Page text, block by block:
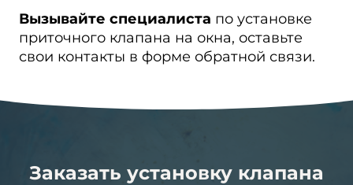
Вызывайте специалиста по установке
приточного клапана на окна, оставьте
свои контакты в форме обратной связи.
Заказать установку клапана